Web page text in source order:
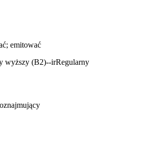
emitować
wyższy (B2)--irRegularny